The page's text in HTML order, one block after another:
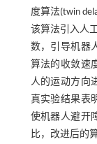
度算法(twin
该算法引入人
数，引导机器
算法的收敛速
人的运动方向
真实验结果表
使机器人避开
比，改进后的